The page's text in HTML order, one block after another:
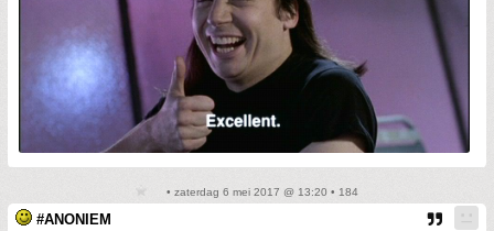
• zaterdag 6 mei 2017 @ 13:20 • 184
#ANONIEM